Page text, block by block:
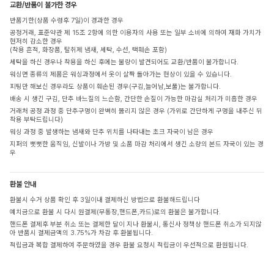
교환/반품이 불가한 경우
반품기한(상품 수령후 7일)이 경과한 경우
공정거래, 표준약관 제 15조 2항에 의한 이용자의 사용 또는 일부 소비에 의하여 재화 가치가
현저히 감소한 경우
(착용 흔적, 화장품, 탈취제 냄새, 세탁, 수선, 택훼손 포함)
세탁을 하신 경우나 착용을 하신 후에는 불량이 발견되어도 교환/반품이 불가합니다.
워싱면 종류의 제품은 워싱과정에서 옷이 살짝 돌아가는 현상이 있을 수 있습니다.
피팅만 해보신 경우라도 상품이 훼손된 경우(구김,늘어남,보풀)는 불가합니다.
배송 시 생긴 구김, 단추 바느질의 느슨함, 간단한 손질이 가능한 마감실 처리가 미흡한 경우
거래처 공정 과정 중 단추구멍이 완벽히 뚫리지 않은 경우 (가위로 간단하게 구멍을 내주신 뒤
착용 부탁드립니다)
워싱 과정 중 발생하는 냄새와 단추 위치를 나타내는 초크 자국이 남은 경우
지퍼의 뻣뻣한 움직임, 신발이나 가방 및 소품 마감 처리에서 생긴 소량의 본드 자국이 있는 경
우
환불 안내
환불시 수거 상품 확인 후 3일이내 결제하신 방법으로 환불해드립니다
예치금으로 환불 시 다시 원결제(무통장,핸드폰,카드)로의 환불은 불가합니다.
핸드폰 결제후 부분 취소 또는 결제한 달이 지나 환불시, 통신사 정책상 핸드폰 취소가 되지않
아 반품시 결제금액의 3.75%가 차감 후 환불됩니다.
적립금과 복합 결제하여 주문하였을 경우 환불 요청시 적립금이 우선적으로 환원됩니다.